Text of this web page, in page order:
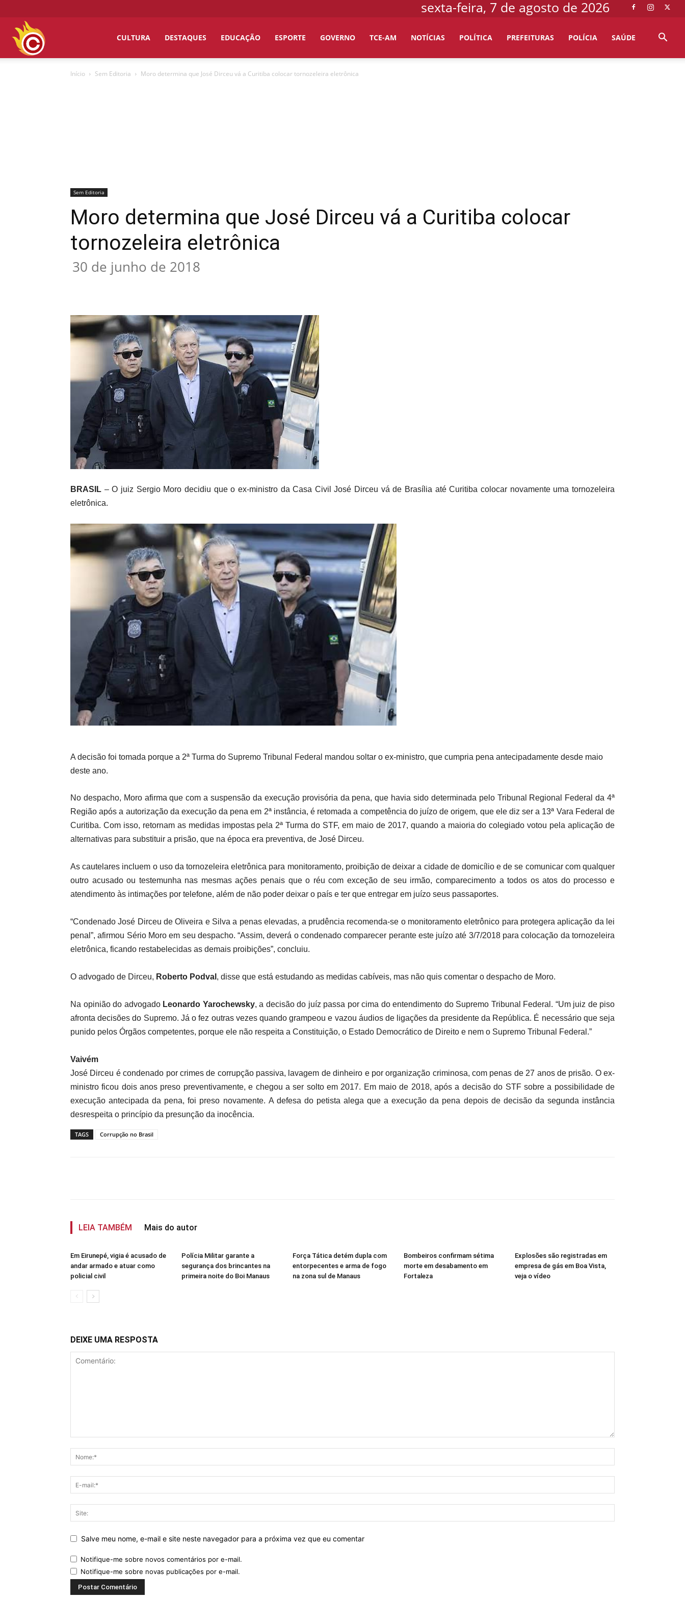
sexta-feira, 7 de agosto de 2026
CULTURA DESTAQUES EDUCAÇÃO ESPORTE GOVERNO TCE-AM NOTÍCIAS POLÍTICA PREFEITURAS POLÍCIA SAÚDE
Início Sem Editoria Moro determina que José Dirceu vá a Curitiba colocar tornozeleira eletrônica
Sem Editoria
Moro determina que José Dirceu vá a Curitiba colocar
tornozeleira eletrônica
30 de junho de 2018
BRASIL – O juiz Sergio Moro decidiu que o ex-ministro da Casa Civil José Dirceu vá de Brasília até Curitiba colocar novamente uma tornozeleira
eletrônica.
A decisão foi tomada porque a 2ª Turma do Supremo Tribunal Federal mandou soltar o ex-ministro, que cumpria pena antecipadamente desde maio
deste ano.
No despacho, Moro afirma que com a suspensão da execução provisória da pena, que havia sido determinada pelo Tribunal Regional Federal da 4ª
Região após a autorização da execução da pena em 2ª instância, é retomada a competência do juízo de origem, que ele diz ser a 13ª Vara Federal de
Curitiba. Com isso, retornam as medidas impostas pela 2ª Turma do STF, em maio de 2017, quando a maioria do colegiado votou pela aplicação de
alternativas para substituir a prisão, que na época era preventiva, de José Dirceu.
As cautelares incluem o uso da tornozeleira eletrônica para monitoramento, proibição de deixar a cidade de domicílio e de se comunicar com qualquer
outro acusado ou testemunha nas mesmas ações penais que o réu com exceção de seu irmão, comparecimento a todos os atos do processo e
atendimento às intimações por telefone, além de não poder deixar o país e ter que entregar em juízo seus passaportes.
“Condenado José Dirceu de Oliveira e Silva a penas elevadas, a prudência recomenda-se o monitoramento eletrônico para protegera aplicação da lei
penal”, afirmou Sério Moro em seu despacho. “Assim, deverá o condenado comparecer perante este juízo até 3/7/2018 para colocação da tornozeleira
eletrônica, ficando restabelecidas as demais proibições”, concluiu.
O advogado de Dirceu, Roberto Podval , disse que está estudando as medidas cabíveis, mas não quis comentar o despacho de Moro.
Na opinião do advogado Leonardo Yarochewsky, a decisão do juíz passa por cima do entendimento do Supremo Tribunal Federal. “Um juiz de piso
afronta decisões do Supremo. Já o fez outras vezes quando grampeou e vazou áudios de ligações da presidente da República. É necessário que seja
punido pelos Órgãos competentes, porque ele não respeita a Constituição, o Estado Democrático de Direito e nem o Supremo Tribunal Federal.”
Vaivém
José Dirceu é condenado por crimes de corrupção passiva, lavagem de dinheiro e por organização criminosa, com penas de 27 anos de prisão. O ex-
ministro ficou dois anos preso preventivamente, e chegou a ser solto em 2017. Em maio de 2018, após a decisão do STF sobre a possibilidade de
execução antecipada da pena, foi preso novamente. A defesa do petista alega que a execução da pena depois de decisão da segunda instância
desrespeita o princípio da presunção da inocência.
TAGS Corrupção no Brasil
LEIA TAMBÉM Mais do autor
Em Eirunepé, vigia é acusado de
andar armado e atuar como
policial civil
Polícia Militar garante a
segurança dos brincantes na
primeira noite do Boi Manaus
Força Tática detém dupla com
entorpecentes e arma de fogo
na zona sul de Manaus
Bombeiros confirmam sétima
morte em desabamento em
Fortaleza
Explosões são registradas em
empresa de gás em Boa Vista,
veja o vídeo
DEIXE UMA RESPOSTA
Salve meu nome, e-mail e site neste navegador para a próxima vez que eu comentar
Notifique-me sobre novos comentários por e-mail.
Notifique-me sobre novas publicações por e-mail.